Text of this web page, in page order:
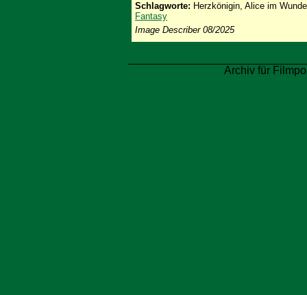
Schlagworte: Herzkönigin, Alice im
Fantasy
Image Describer 08/2025
Archiv für